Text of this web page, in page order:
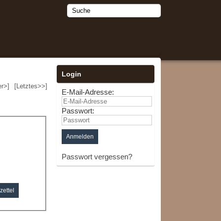
[Letztes>>]
Login
E-Mail-Adresse:
Passwort:
Passwort vergessen?